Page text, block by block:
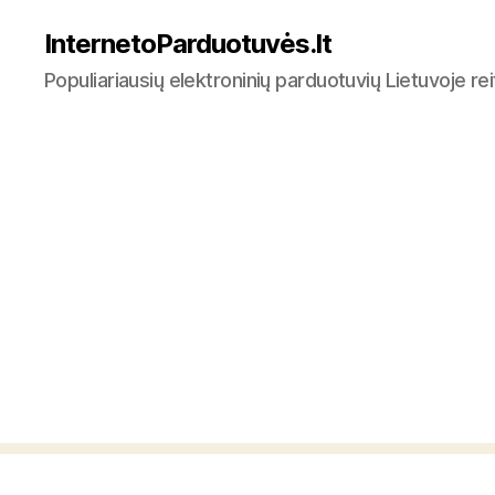
InternetoParduotuvės.lt
Populiariausių elektroninių parduotuvių Lietuvoje